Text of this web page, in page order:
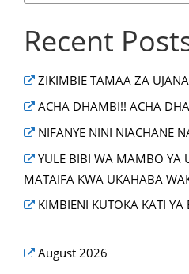
Recent
ZIKIMBIE TAMAA ZA
ACHA DHAMBI!! ACHA
NIFANYE NINI NIACHANE
YULE BIBI WA MAMBO YA
MATAIFA KWA UKAHABA
KIMBIENI KUTOKA KATI YA
August 2026